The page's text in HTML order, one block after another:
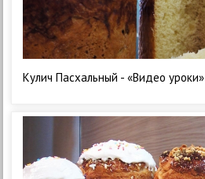
Кулич Пасхальный - «Видео уроки»